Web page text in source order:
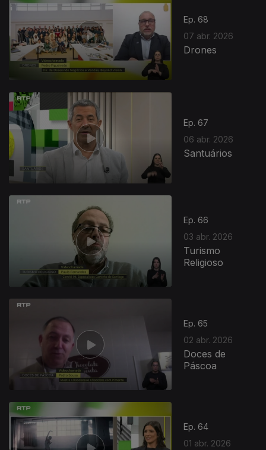
Ep. 68
07 abr. 2026
Drones
Ep. 67
06 abr. 2026
Santuários
Ep. 66
03 abr. 2026
Turismo
Religioso
Ep. 65
02 abr. 2026
Doces de
Páscoa
Ep. 64
01 abr. 2026